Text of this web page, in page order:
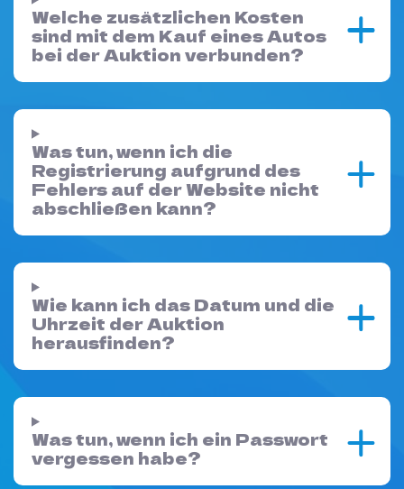
Welche zusätzlichen Kosten
sind mit dem Kauf eines Autos
bei der Auktion verbunden?
Was tun, wenn ich die
Registrierung aufgrund des
Fehlers auf der Website nicht
abschließen kann?
Wie kann ich das Datum und die
Uhrzeit der Auktion
herausfinden?
Was tun, wenn ich ein Passwort
vergessen habe?